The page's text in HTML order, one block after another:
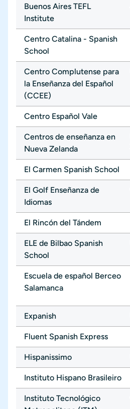
Buenos Aires TEFL
Institute
Centro Catalina - Spanish
School
Centro Complutense para
la Enseñanza del Español
(CCEE)
Centro Español Vale
Centros de enseñanza en
Nueva Zelanda
El Carmen Spanish School
El Golf Enseñanza de
Idiomas
El Rincón del Tándem
ELE de Bilbao Spanish
School
Escuela de español Berceo
Salamanca
Expanish
Fluent Spanish Express
Hispanissimo
Instituto Hispano Brasileiro
Instituto Tecnológico